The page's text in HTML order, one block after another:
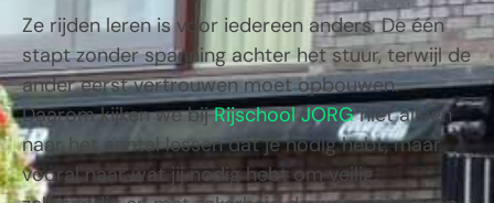
Ze rijden leren is voor iedereen anders. De één
stapt zonder spanning achter het stuur, terwijl de
ander eerst vertrouwen moet opbouwen.
Daarom kijken we bijRijschool JORGniet alleen
naar het aantal lessen dat je nodig hebt, maar
vooral naar wat jij nodig hebt om veilig,